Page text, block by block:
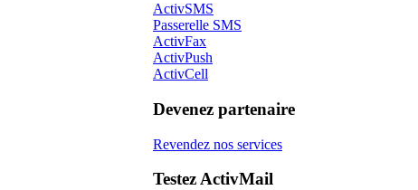
ActivSMS
Passerelle SMS
ActivFax
ActivPush
ActivCell
Devenez partenaire
Revendez nos services
Testez ActivMail